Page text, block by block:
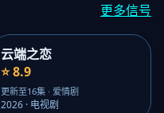
更多信号
云端之恋
⭐ 8.9
更新至16集 · 爱情剧
2026 · 电视剧